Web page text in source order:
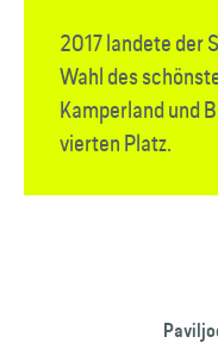
2017 landete der
Wahl des
Kamperland und
vierten Platz.